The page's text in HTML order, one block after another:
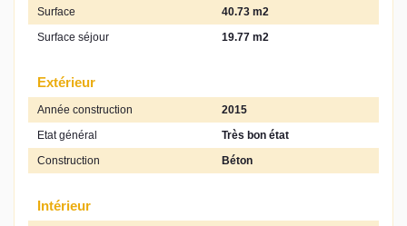
Surface
40.73 m2
Surface séjour
19.77 m2
Extérieur
Année construction
2015
Etat général
Très bon état
Construction
Béton
Intérieur